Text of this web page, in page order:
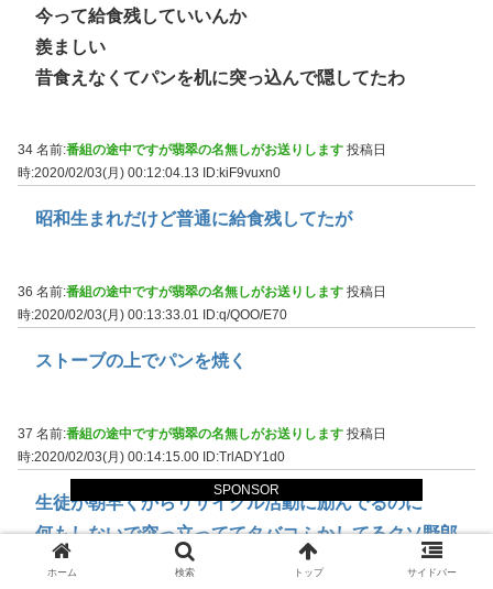
SPONSOR
今って給食残していいんか
羨ましい
昔食えなくてパンを机に突っ込んで隠してたわ
34 名前:番組の途中ですが翡翠の名無しがお送りします 投稿日
時:2020/02/03(月) 00:12:04.13
ID:kiF9vuxn0
昭和生まれだけど普通に給食残してたが
36 名前:番組の途中ですが翡翠の名無しがお送りします 投稿日
時:2020/02/03(月) 00:13:33.01
ID:q/QOO/E70
ストーブの上でパンを焼く
37 名前:番組の途中ですが翡翠の名無しがお送りします 投稿日
時:2020/02/03(月) 00:14:15.00 ID:TrlADY1d0
生徒が朝早くからリサイクル活動に励んでるのに
何もしないで突っ立っててタバコふかしてるクソ野郎
はいたよ
ホーム 検索 トップ サイドバー